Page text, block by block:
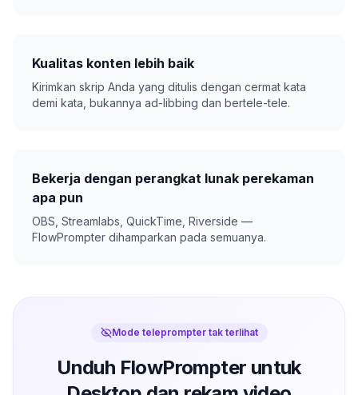
Kualitas konten lebih baik
Kirimkan skrip Anda yang ditulis dengan cermat kata
demi kata, bukannya ad-libbing dan bertele-tele.
Bekerja dengan perangkat lunak perekaman
apa pun
OBS, Streamlabs, QuickTime, Riverside —
FlowPrompter dihamparkan pada semuanya.
Mode teleprompter tak terlihat
Unduh FlowPrompter untuk